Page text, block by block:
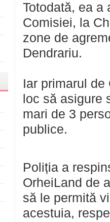
Totodată, ea a
Comisiei, la
zone de
Dendrariu.
Iar primarul
loc să asigure
mari de 3
publice.
Poliția a
OrheiLand de
să le permită
acestuia,